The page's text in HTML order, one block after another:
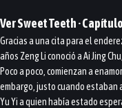
VerSweet Teeth· Capítulo
Gracias a una cita para el
años Zeng Li conoció a Ai Jing
Poco a poco, comienzan a
embargo, justo cuando estaban
Yu Yi a quien había estado